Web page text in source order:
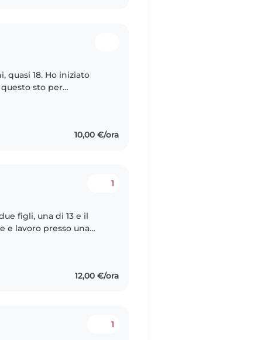
quasi 18. Ho iniziato
sto per
10,00 €/ora
1
figli, una di 13 e il
e lavoro presso una
12,00 €/ora
1